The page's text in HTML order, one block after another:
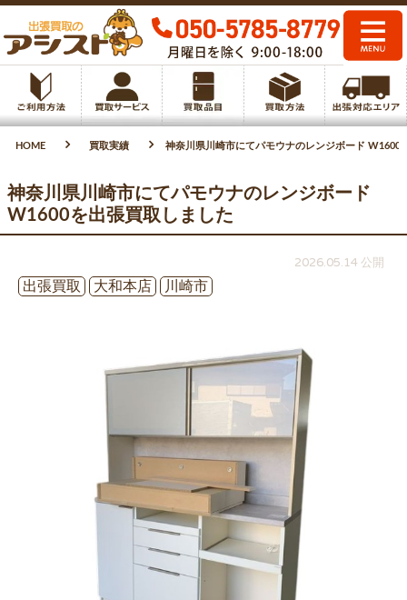
HOME 買取実績 神奈川県川崎市にてパモウナのレンジボード W1600
神奈川県川崎市にてパモウナのレンジボード
W1600を出張買取しました
2026.05.14 公開
出張買取
大和本店 川崎市